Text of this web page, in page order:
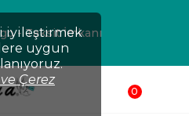
iyileştirmek
uygun
Çerez
- Taksit İmkanı
0